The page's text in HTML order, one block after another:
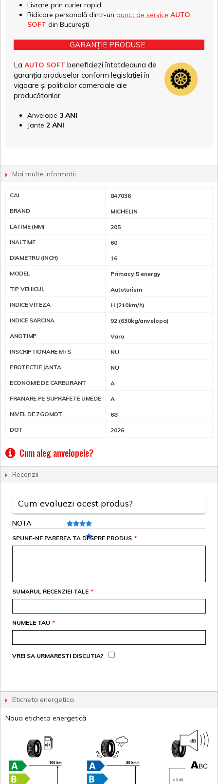
Livrare prin curier rapid
Ridicare personală dintr-un punct de service AUTO
SOFT din București
GARANȚIE PRODUSE
La AUTO SOFT beneficiezi întotdeauna de
garanția produselor conform legislației în
vigoare și politicilor comerciale ale
producătorilor.
Anvelope 3 ANI
Jante 2 ANI
Mai multe informatii
CAI 847036
BRAND MICHELIN
LATIME (MM) 205
INALTIME 60
DIAMETRU (INCH) 16
MODEL Primacy 5 energy
TIP VEHICUL Autoturism
INDICE VITEZA H (210km/h)
INDICE SARCINA 92 (630kg/anvelopa)
ANOTIMP Vara
INSCRIPTIONARE M+S NU
PROTECTIE JANTA NU
ECONOMIE DE CARBURANT A
FRANARE PE SUPRAFETE UMEDE A
NIVEL DE ZGOMOT 68
DOT 2026
Cum aleg anvelopele?
Recenzii
Cum evaluezi acest produs?
NOTA
*
SPUNE-NE PAREREA TA DESPRE PRODUS
*
SUMARUL RECENZIEI TALE
*
NUMELE TAU
VREI SA URMARESTI DISCUTIA?
Eticheta energetica
Noua eticheta energetică